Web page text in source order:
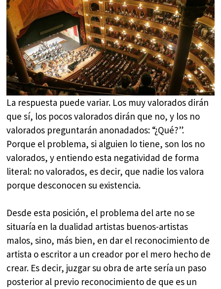
La respuesta puede variar. Los muy valorados dirán
que sí, los pocos valorados dirán que no, y los no
valorados preguntarán anonadados: “¿Qué?”.
Porque el problema, si alguien lo tiene, son los no
valorados, y entiendo esta negatividad de forma
literal: no valorados, es decir, que nadie los valora
porque desconocen su existencia.
Desde esta posición, el problema del arte no se
situaría en la dualidad artistas buenos-artistas
malos, sino, más bien, en dar el reconocimiento de
artista o escritor a un creador por el mero hecho de
crear. Es decir, juzgar su obra de arte sería un paso
posterior al previo reconocimiento de que es un